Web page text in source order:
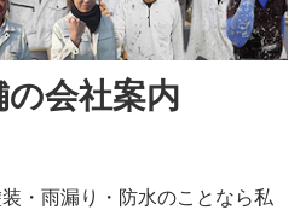
会社案内
・雨漏り・防水のことなら私